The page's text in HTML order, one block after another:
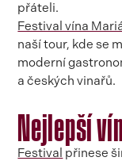
přáteli.
Festival vína
naší tour, kde se
moderní
a českých vinařů.
Nejlepší
Festival přinese